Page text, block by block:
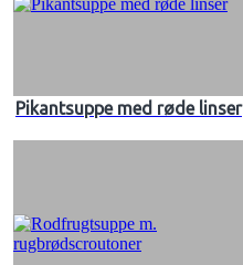
Pikantsuppe med røde linser